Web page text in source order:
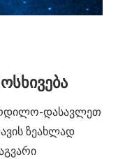
დასავლეთ
ზეახლად